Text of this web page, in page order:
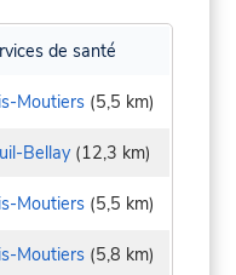
de santé
Moutiers (5,5 km)
Bellay (12,3 km)
Moutiers (5,5 km)
Moutiers (5,8 km)